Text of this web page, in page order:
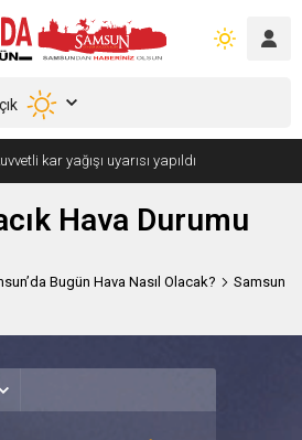
kar yağışı uyarısı yapıldı
Hava Durumu
Bugün Hava Nasıl Olacak?
Samsun